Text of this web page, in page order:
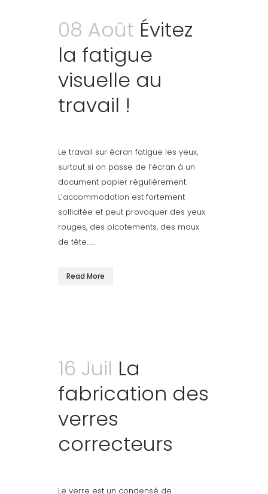
08 Août Évitez
la fatigue
visuelle au
travail !
Le travail sur écran fatigue les yeux,
surtout si on passe de l’écran à un
document papier régulièrement.
L’accommodation est fortement
sollicitée et peut provoquer des yeux
rouges, des picotements, des maux
de tête…...
Read More
16 Juil La
fabrication des
verres
correcteurs
Le verre est un condensé de